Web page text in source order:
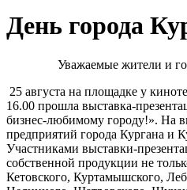
День города
Уважаемые жители и
25 августа на площадке у
16.00 прошла выставка-
бизнес-любимому городу!». На
предприятий города Кургана и
Участниками выставки-
собственной продукции не
Кетовского, Куртамышского,